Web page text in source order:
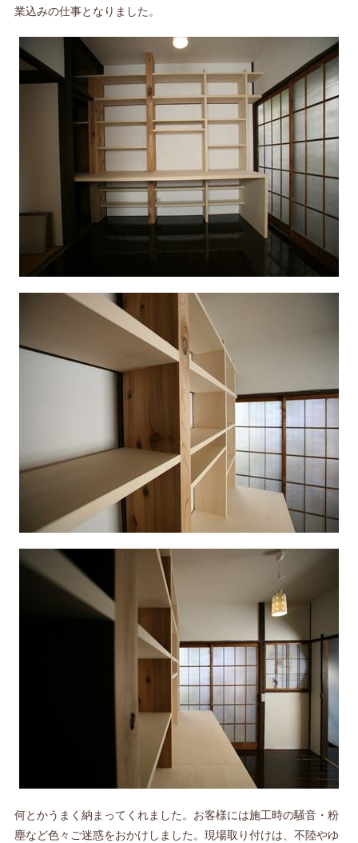
業込みの仕事となりました。
何とかうまく納まってくれました。お客様には施工時の騒音・粉
塵など色々ご迷惑をおかけしました。現場取り付けは、不陸やゆ